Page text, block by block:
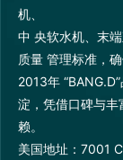
机、
中 央软水机、末
质量 管理标准，
2013年
淀，凭借口碑与
赖。
美国地址：7001